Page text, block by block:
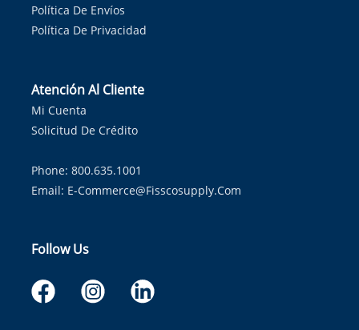
Política De Envíos
Política De Privacidad
Atención Al Cliente
Mi Cuenta
Solicitud De Crédito
Phone: 800.635.1001
Email: E-Commerce@fisscosupply.com
Follow Us